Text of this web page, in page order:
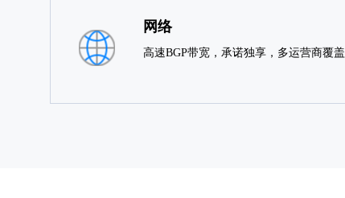
网络
高速BGP带宽，承诺独享，多运营商覆